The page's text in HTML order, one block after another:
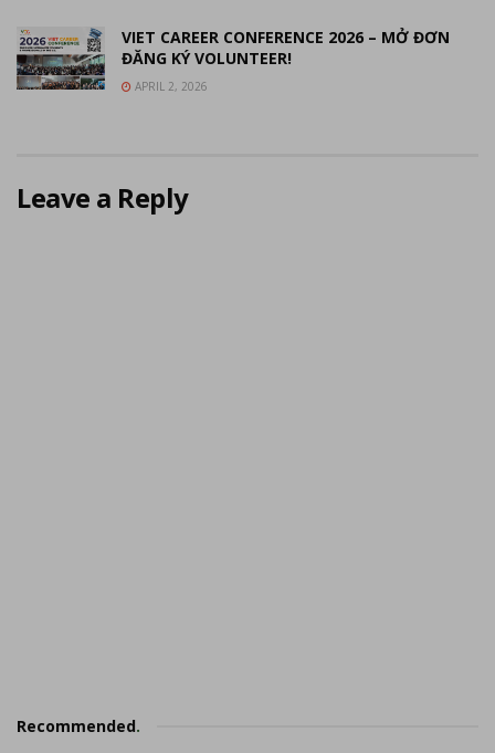
VIET CAREER CONFERENCE 2026 – MỞ ĐƠN
ĐĂNG KÝ VOLUNTEER!
APRIL 2, 2026
Leave a Reply
Recommended.